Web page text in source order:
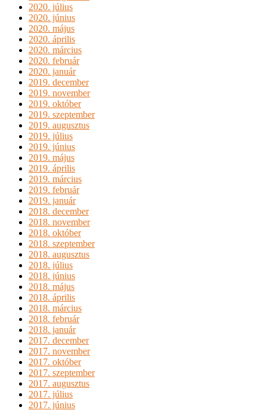
2020. július
2020. június
2020. május
2020. április
2020. március
2020. február
2020. január
2019. december
2019. november
2019. október
2019. szeptember
2019. augusztus
2019. július
2019. június
2019. május
2019. április
2019. március
2019. február
2019. január
2018. december
2018. november
2018. október
2018. szeptember
2018. augusztus
2018. július
2018. június
2018. május
2018. április
2018. március
2018. február
2018. január
2017. december
2017. november
2017. október
2017. szeptember
2017. augusztus
2017. július
2017. június